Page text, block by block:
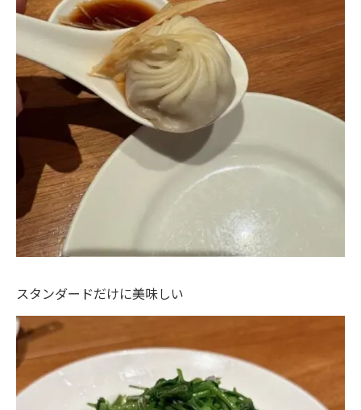
スタンダードだけに美味しい